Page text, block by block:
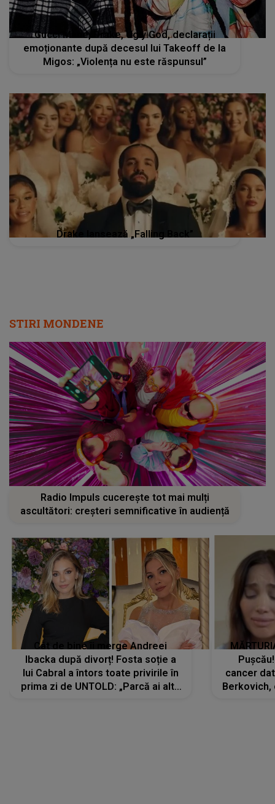
Gucci Mane, Drake, Ugly God, declarații
emoționante după decesul lui Takeoff de la
Migos: „Violența nu este răspunsul”
Drake lansează „Falling Back”
STIRI MONDENE
Radio Impuls cucerește tot mai mulți
ascultători: creșteri semnificative în audiență
Cât de bine îi merge Andreei
Ibacka după divorț! Fosta soție a
lui Cabral a întors toate privirile în
prima zi de UNTOLD: „Parcă ai altă
cancer